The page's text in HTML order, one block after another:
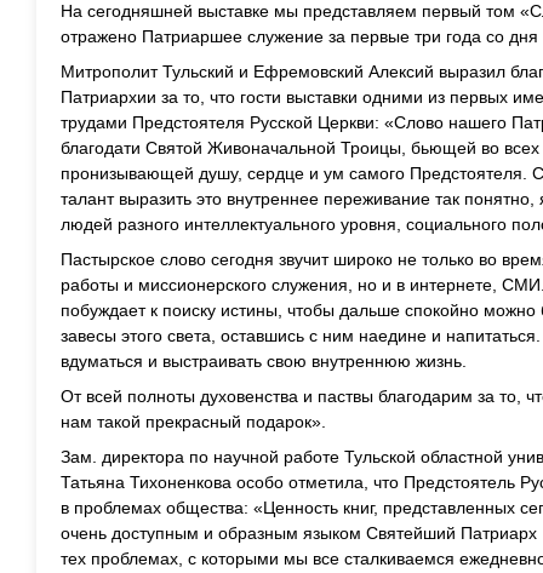
На сегодняшней выставке мы представляем первый том
отражено Патриаршее служение за первые три года со дня
Митрополит Тульский и Ефремовский Алексий выразил
Патриархии за то, что гости выставки одними из первых
трудами Предстоятеля Русской Церкви: «Слово нашего
благодати Святой Живоначальной Троицы, бьющей во всех
пронизывающей душу, сердце и ум самого Предстоятеля.
талант выразить это внутреннее переживание так
людей разного интеллектуального уровня, социального
Пастырское слово сегодня звучит широко не только во
работы и миссионерского служения, но и в интернете,
побуждает к поиску истины, чтобы дальше спокойно можно
завесы этого света, оставшись с ним наедине и
вдуматься и выстраивать свою внутреннюю жизнь.
От всей полноты духовенства и паствы благодарим за то,
нам такой прекрасный подарок».
Зам. директора по научной работе Тульской областной
Татьяна Тихоненкова особо отметила, что Предстоятель
в проблемах общества: «Ценность книг, представленных
очень доступным и образным языком Святейший
тех проблемах, с которыми мы все сталкиваемся